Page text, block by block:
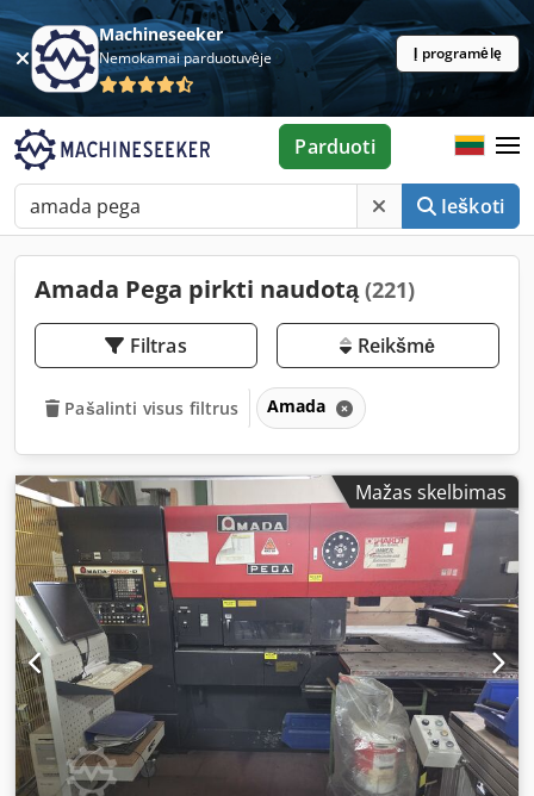
Machineseeker
Nemokamai parduotuvėje Į programėlę
Ieškoti
Parduoti
Amada Pega pirkti naudotą(221)
Filtras Reikšmė
Pašalinti visus filtrus Amada
Mažas skelbimas